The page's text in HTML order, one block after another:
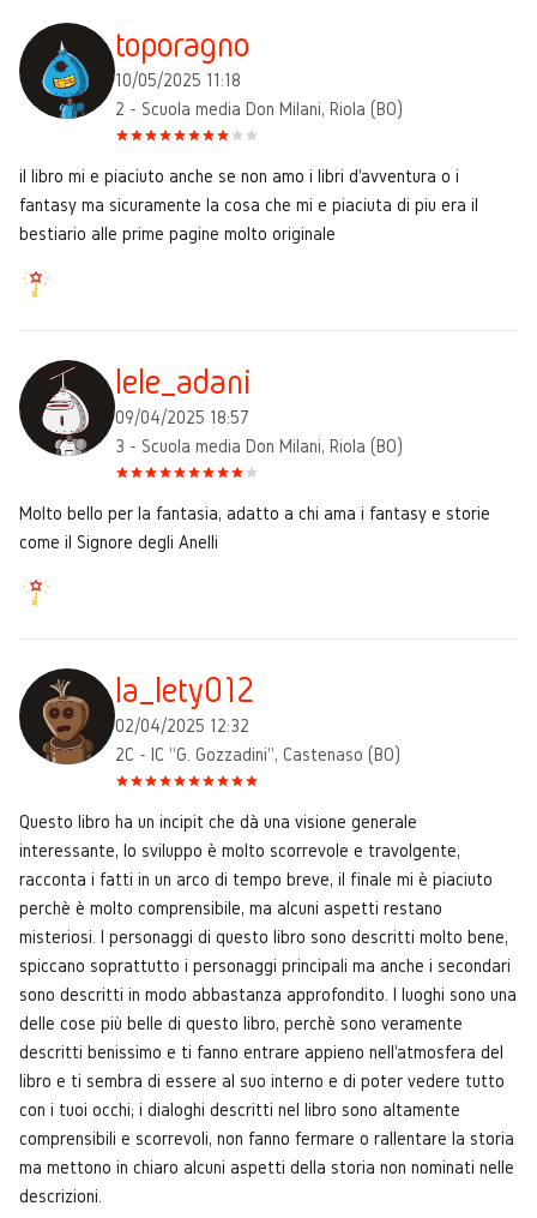
toporagno
10/05/2025 11:18
2 - Scuola media Don Milani, Riola (BO)
il libro mi e piaciuto anche se non amo i libri d'avventura o i
fantasy ma sicuramente la cosa che mi e piaciuta di piu era il
bestiario alle prime pagine molto originale
lele_adani
09/04/2025 18:57
3 - Scuola media Don Milani, Riola (BO)
Molto bello per la fantasia, adatto a chi ama i fantasy e storie
come il Signore degli Anelli
la_lety012
02/04/2025 12:32
2C - IC "G. Gozzadini", Castenaso (BO)
Questo libro ha un incipit che dà una visione generale
interessante, lo sviluppo è molto scorrevole e travolgente,
racconta i fatti in un arco di tempo breve, il finale mi è piaciuto
perchè è molto comprensibile, ma alcuni aspetti restano
misteriosi. I personaggi di questo libro sono descritti molto bene,
spiccano soprattutto i personaggi principali ma anche i secondari
sono descritti in modo abbastanza approfondito. I luoghi sono una
delle cose più belle di questo libro, perchè sono veramente
descritti benissimo e ti fanno entrare appieno nell'atmosfera del
libro e ti sembra di essere al suo interno e di poter vedere tutto
con i tuoi occhi; i dialoghi descritti nel libro sono altamente
comprensibili e scorrevoli, non fanno fermare o rallentare la storia
ma mettono in chiaro alcuni aspetti della storia non nominati nelle
descrizioni.